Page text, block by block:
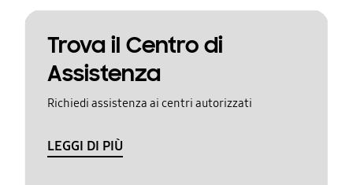
Trova il Centro di
Assistenza
Richiedi assistenza ai centri autorizzati
LEGGI DI PIÙ